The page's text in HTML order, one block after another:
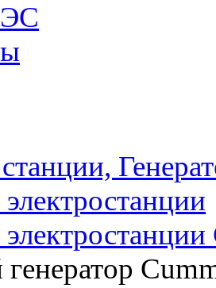
генератор